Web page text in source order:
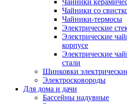
Чайники со
Чайники-термосы
Электрические
Электрические
корпусе
Электрические
стали
Шинковки
Электросковороды
Для дома и дачи
Бассейны надувные